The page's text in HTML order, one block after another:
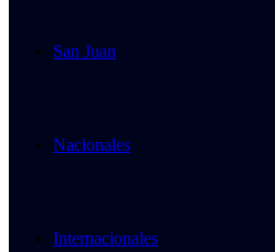
San Juan
Nacionales
Internacionales